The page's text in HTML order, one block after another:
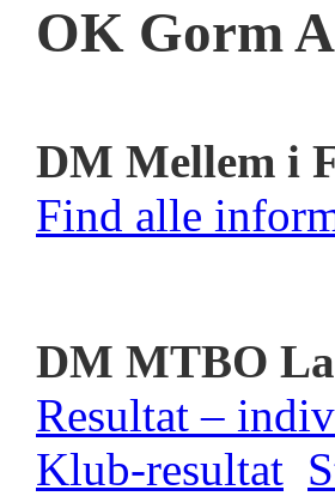
OK Gorm
DM Mellem i
Find alle
DM MTBO
Resultat –
Klub-resultat